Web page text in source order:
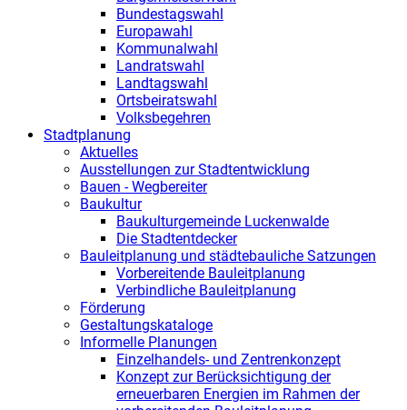
Bundestagswahl
Europawahl
Kommunalwahl
Landratswahl
Landtagswahl
Ortsbeiratswahl
Volksbegehren
Stadtplanung
Aktuelles
Ausstellungen zur Stadtentwicklung
Bauen - Wegbereiter
Baukultur
Baukulturgemeinde Luckenwalde
Die Stadtentdecker
Bauleitplanung und städtebauliche Satzungen
Vorbereitende Bauleitplanung
Verbindliche Bauleitplanung
Förderung
Gestaltungskataloge
Informelle Planungen
Einzelhandels- und Zentrenkonzept
Konzept zur Berücksichtigung der
erneuerbaren Energien im Rahmen der